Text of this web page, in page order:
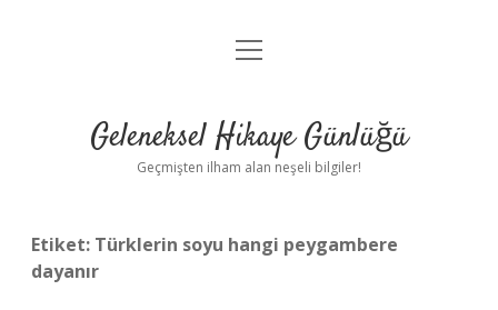
Anasayfa
Yasal Uyarı
menüyü
Geleneksel Hikaye Günlüğü
Geçmişten ilham alan neşeli bilgiler!
Etiket: Türklerin soyu hangi peygambere
dayanır